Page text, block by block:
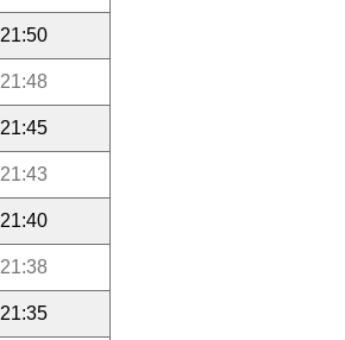
21:50
21:48
21:45
21:43
21:40
21:38
21:35